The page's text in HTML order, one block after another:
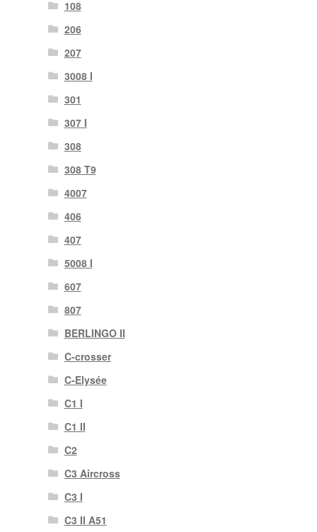
108
206
207
3008 I
301
307 I
308
308 T9
4007
406
407
5008 I
607
807
BERLINGO II
C-crosser
C-Elysée
C1 I
C1 II
C2
C3 Aircross
C3 I
C3 II A51